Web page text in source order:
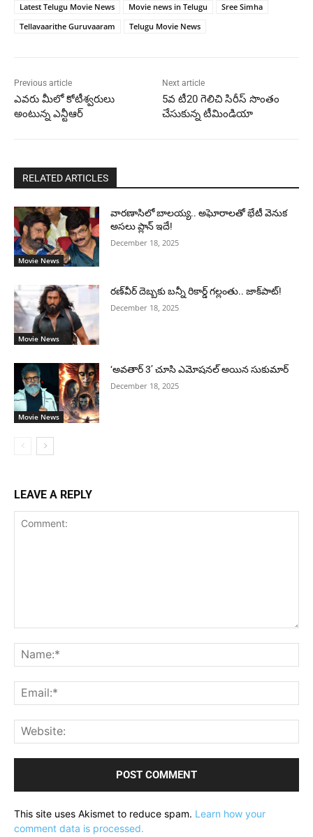
Latest Telugu Movie News
Movie news in Telugu
Sree Simha
Tellavaarithe Guruvaaram
Telugu Movie News
Previous article
ఎవరు మీలో కోటీశ్వరులు
అంటున్న ఎన్టీఆర్
Next article
5వ టీ20 గెలిచి సిరీస్ సొంతం
చేసుకున్న టీమిండియా
RELATED ARTICLES
Movie News
వారణాసిలో బాలయ్య.. అఘోరాలతో భేటీ వెనుక
అసలు ప్లాన్ ఇదే!
December 18, 2025
Movie News
రణ్‌వీర్ దెబ్బకు బన్నీ రికార్డ్ గల్లంతు.. జాక్‌పాట్!
December 18, 2025
Movie News
‘అవతార్ 3’ చూసి ఎమోషనల్ అయిన సుకుమార్
December 18, 2025
LEAVE A REPLY
This site uses Akismet to reduce spam. Learn how your
comment data is processed.